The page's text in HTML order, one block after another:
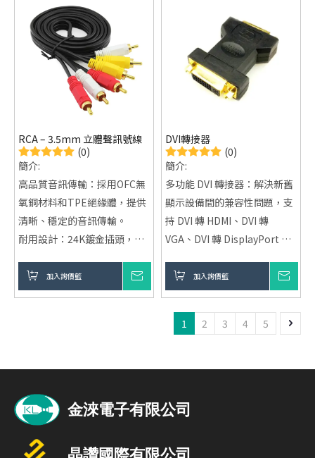
長時間使用
境與高頻率彎折使用。
RCA – 3.5mm 立體聲訊號線
(0)
簡介:
高品質音訊傳輸：採用OFC無
氧銅材料和TPE絕緣體，提供
清晰、穩定的音訊傳輸。
耐用設計：24K鍍金插頭，耐
不影響音質。
多長度選擇：提供1M、2M、
箔隔離層，有效減少外界干
適用範圍廣泛：適用於各類音
頻設備，如音響、擴大機、手
機、電視等。
加入詢價籃
DVI轉接器
(0)
簡介:
多功能 DVI 轉接器：解決新舊
顯示設備間的兼容性問題，支
持 DVI 轉 HDMI、DVI 轉
VGA、DVI 轉 DisplayPort 等
高品質數位影像傳輸：提供穩
定的數位影像傳輸，支持高解
析度顯示。
靈活選擇，廣泛應用：適用於
影設備。
加入詢價籃
1 2 3 4 5